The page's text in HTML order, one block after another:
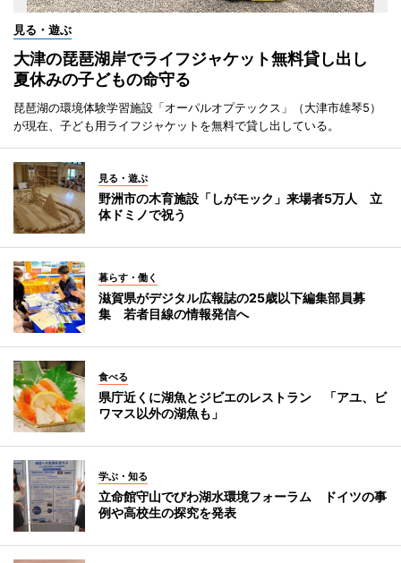
見る・遊ぶ
大津の琵琶湖岸でライフジャケット無料貸し出し
夏休みの子どもの命守る
琵琶湖の環境体験学習施設「オーパルオプテックス」（大津市雄琴5）
が現在、子ども用ライフジャケットを無料で貸し出している。
見る・遊ぶ
野洲市の木育施設「しがモック」来場者5万人 立
体ドミノで祝う
暮らす・働く
滋賀県がデジタル広報誌の25歳以下編集部員募
集 若者目線の情報発信へ
食べる
県庁近くに湖魚とジビエのレストラン 「アユ、ビ
ワマス以外の湖魚も」
学ぶ・知る
立命館守山でびわ湖水環境フォーラム ドイツの事
例や高校生の探究を発表